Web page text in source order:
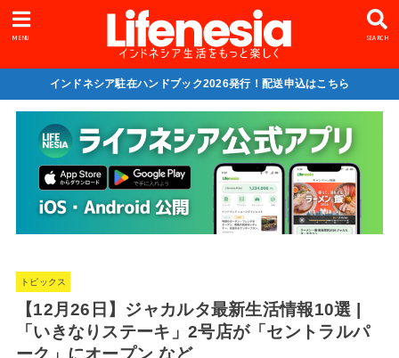
SEARCH
MENU
インドネシア駐在ハンドブック2026発行！配送申込はこちら
トピックス
【12月26日】ジャカルタ最新生活情報10選 |
「いきなりステーキ」2号店が「セントラルパ
ーク」にオープン など